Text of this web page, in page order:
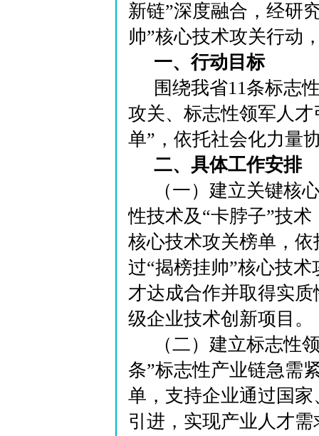
新链”深度融合，经研
帅”核心技术攻关行动
一、行动目标
围绕我省11条标志
攻关、标志性领军人
单”，依托社会化力量
二、具体工作安排
（一）建立关键核
性技术及“卡脖子”技术
核心技术攻关榜单，
过“揭榜挂帅”核心技
才达成合作并取得实
级企业技术创新项目。
（二）建立标志性
条”标志性产业链急需
单，支持企业通过国
引进，实现产业人才